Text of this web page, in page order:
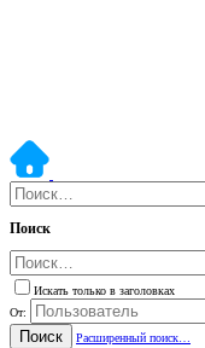
Поиск
Искать только в заголовках
От:
Поиск
Расширенный поиск…